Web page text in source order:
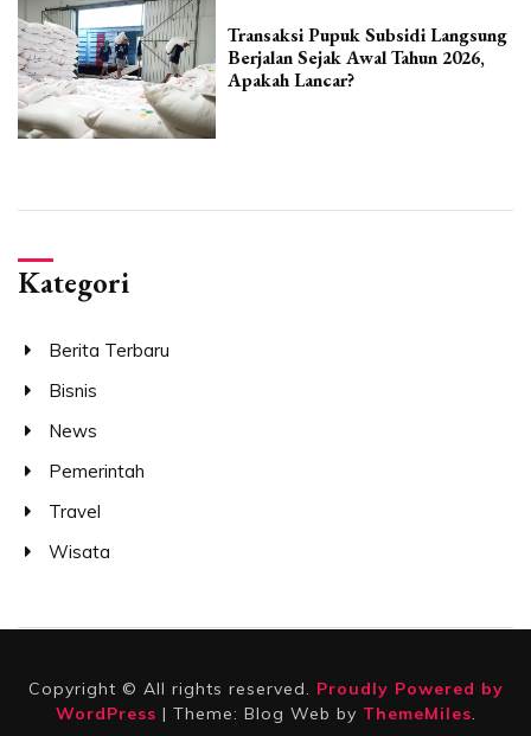
Transaksi Pupuk Subsidi Langsung
Berjalan Sejak Awal Tahun 2026,
Apakah Lancar?
Kategori
Berita Terbaru
Bisnis
News
Pemerintah
Travel
Wisata
Copyright © All rights reserved. Proudly Powered by
WordPress | Theme: Blog Web by ThemeMiles.